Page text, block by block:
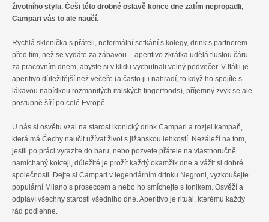
životního stylu. Češi této drobné oslavě konce dne zatím nepropadli,
Campari vás to ale naučí.
Rychlá sklenička s přáteli, neformální setkání s kolegy, drink s partnerem
před tím, než se vydáte za zábavou – aperitivo zkrátka udělá tlustou čáru
za pracovním dnem, abyste si v klidu vychutnali volný podvečer. V Itálii je
aperitivo důležitější než večeře (a často ji i nahradí, to když ho spojíte s
lákavou nabídkou rozmanitých italských fingerfoods), příjemný zvyk se ale
postupně šíří po celé Evropě.
U nás si osvětu vzal na starost ikonický drink Campari a rozjel kampaň,
která má Čechy naučit užívat život s jižanskou lehkostí. Nezáleží na tom,
jestli po práci vyrazíte do baru, nebo pozvete přátele na vlastnoručně
namíchaný koktejl, důležité je prožít každý okamžik dne a vážit si dobré
společnosti. Dejte si Campari v legendárním drinku Negroni, vyzkoušejte
populární Milano s proseccem a nebo ho smíchejte s tonikem. Osvěží a
odplaví všechny starosti všedního dne. Aperitivo je rituál, kterému každý
rád podlehne.